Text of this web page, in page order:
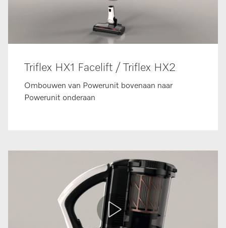
Triflex HX1 Facelift / Triflex HX2
Ombouwen van Powerunit bovenaan naar
Powerunit onderaan